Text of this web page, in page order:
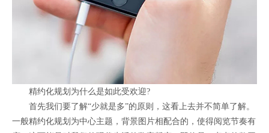
精约化规划为什么是如此受欢迎?
首先我们要了解“少就是多”的原则，这看上去并不简单了解。
一般精约化规划为中心主题，背景图片相配合的，使得阅览节奏有